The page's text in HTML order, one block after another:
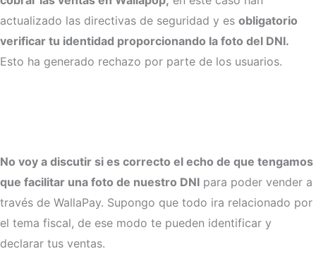
actualizado las directivas de seguridad y es obligatorio
verificar tu identidad proporcionando la foto del DNI.
Esto ha generado rechazo por parte de los usuarios.
No voy a discutir si es correcto el echo de que tengamos
que facilitar una foto de nuestro DNI para poder vender a
través de WallaPay. Supongo que todo ira relacionado por
el tema fiscal, de ese modo te pueden identificar y
declarar tus ventas.